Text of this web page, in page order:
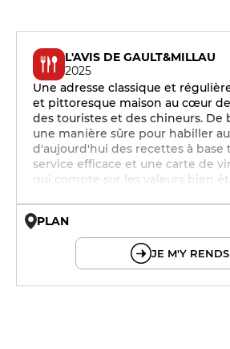
L'AVIS DE GAULT&MILLAU
2025
Une adresse classique et
et pittoresque maison au cœur
des touristes et des chineurs. De
une manière sûre pour habiller
d'aujourd'hui des recettes à base
service efficace et une carte de
qui compte sur les valeurs bien
PLAN
JE M'Y RENDS